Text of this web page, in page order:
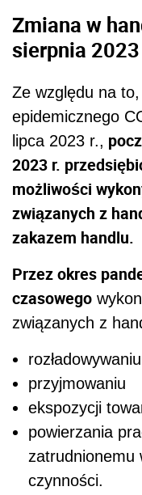
Zmiana w
sierpnia
Ze względu na
epidemicznego
lipca 2023 r.,
2023 r.
możliwości
związanych z
zakazem handlu.
Przez okres
czasowego
związanych z
rozładowywaniu
przyjmowaniu
ekspozycji
powierzania
zatrudnionemu
czynności.